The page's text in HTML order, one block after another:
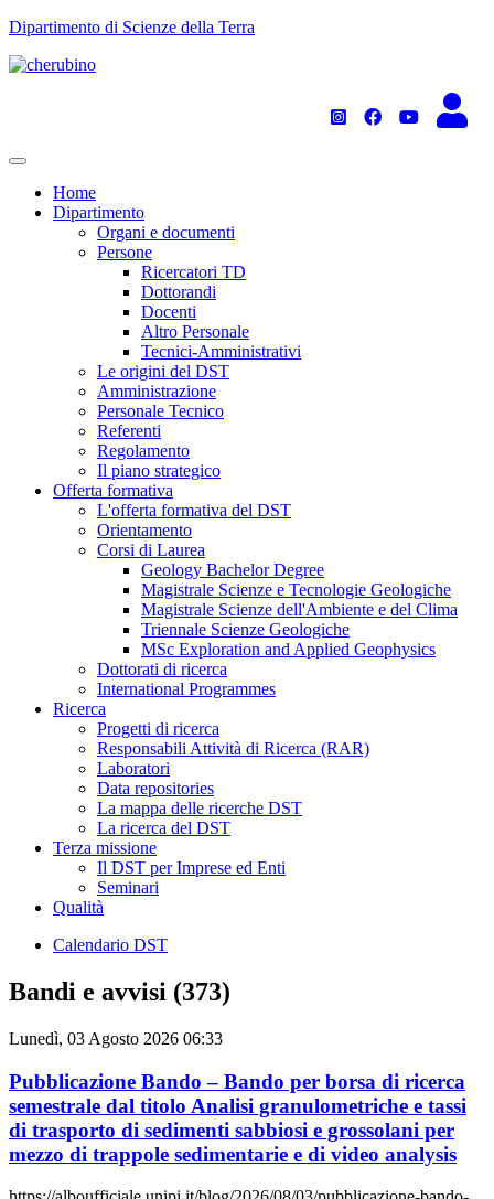
TPL_UNIPI_SKIP_TO_CONTENT
Dipartimento di Scienze della Terra
Home
Dipartimento
Organi e documenti
Persone
Ricercatori TD
Dottorandi
Docenti
Altro Personale
Tecnici-Amministrativi
Le origini del DST
Amministrazione
Personale Tecnico
Referenti
Regolamento
Il piano strategico
Offerta formativa
L'offerta formativa del DST
Orientamento
Corsi di Laurea
Geology Bachelor Degree
Magistrale Scienze e Tecnologie Geologiche
Magistrale Scienze dell'Ambiente e del Clima
Triennale Scienze Geologiche
MSc Exploration and Applied Geophysics
Dottorati di ricerca
International Programmes
Ricerca
Progetti di ricerca
Responsabili Attività di Ricerca (RAR)
Laboratori
Data repositories
La mappa delle ricerche DST
La ricerca del DST
Terza missione
Il DST per Imprese ed Enti
Seminari
Qualità
Calendario DST
Bandi e avvisi (373)
Lunedì, 03 Agosto 2026 06:33
Pubblicazione Bando – Bando per borsa di ricerca
semestrale dal titolo Analisi granulometriche e tassi
di trasporto di sedimenti sabbiosi e grossolani per
mezzo di trappole sedimentarie e di video analysis